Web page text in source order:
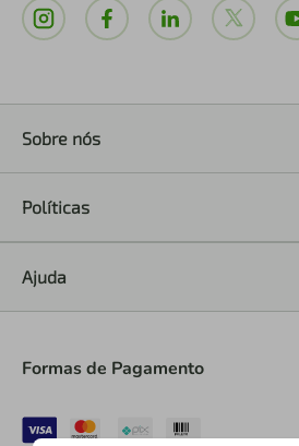
Sobre nós
Políticas
Ajuda
Formas de Pagamento